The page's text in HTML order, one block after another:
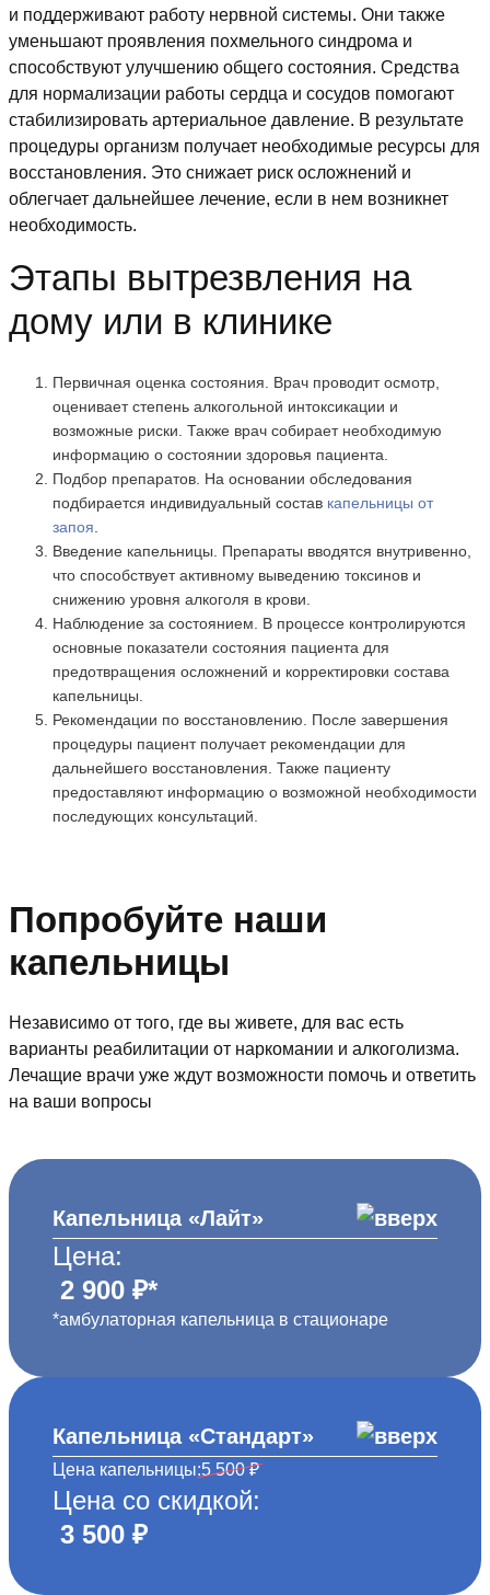
и поддерживают работу нервной системы. Они также
уменьшают проявления похмельного синдрома и
способствуют улучшению общего состояния. Средства
для нормализации работы сердца и сосудов помогают
стабилизировать артериальное давление. В результате
процедуры организм получает необходимые ресурсы для
восстановления. Это снижает риск осложнений и
облегчает дальнейшее лечение, если в нем возникнет
необходимость.
Этапы вытрезвления на
дому или в клинике
Первичная оценка состояния. Врач проводит осмотр,
оценивает степень алкогольной интоксикации и
возможные риски. Также врач собирает необходимую
информацию о состоянии здоровья пациента.
Подбор препаратов. На основании обследования
подбирается индивидуальный состав капельницы от
запоя.
Введение капельницы. Препараты вводятся внутривенно,
что способствует активному выведению токсинов и
снижению уровня алкоголя в крови.
Наблюдение за состоянием. В процессе контролируются
основные показатели состояния пациента для
предотвращения осложнений и корректировки состава
капельницы.
Рекомендации по восстановлению. После завершения
процедуры пациент получает рекомендации для
дальнейшего восстановления. Также пациенту
предоставляют информацию о возможной необходимости
последующих консультаций.
Попробуйте наши
капельницы
Независимо от того, где вы живете, для вас есть
варианты реабилитации от наркомании и алкоголизма.
Лечащие врачи уже ждут возможности помочь и ответить
на ваши вопросы
Капельница «Лайт»
Цена:
2 900 ₽*
*амбулаторная капельница в стационаре
Капельница «Стандарт»
Цена капельницы:5 500 ₽
Цена со скидкой:
3 500 ₽